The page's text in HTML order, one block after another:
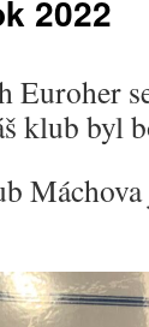
2022
klub byl